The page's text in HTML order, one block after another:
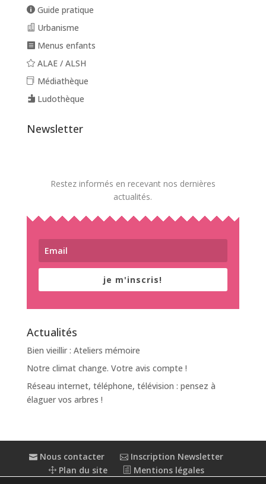
Guide pratique
Urbanisme
Menus enfants
ALAE / ALSH
Médiathèque
Ludothèque
Newsletter
Restez informés en recevant nos dernières
actualités.
je m'inscris!
Actualités
Bien vieillir : Ateliers mémoire
Notre climat change. Votre avis compte !
Réseau internet, téléphone, télévision : pensez à
élaguer vos arbres !
Nous contacter
Inscription Newsletter
Plan du site
Mentions légales